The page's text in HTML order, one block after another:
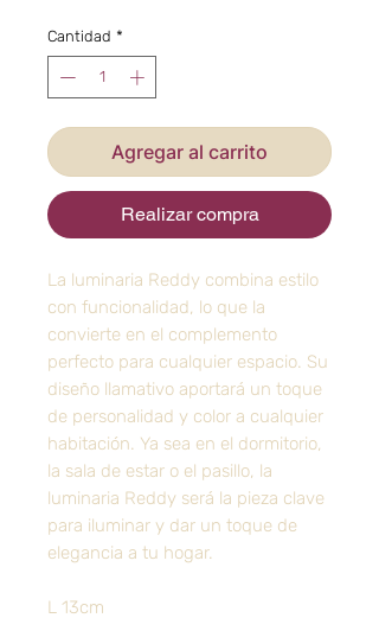
Cantidad *
Agregar al carrito
Realizar compra
La luminaria Reddy combina estilo
con funcionalidad, lo que la
convierte en el complemento
perfecto para cualquier espacio. Su
diseño llamativo aportará un toque
de personalidad y color a cualquier
habitación. Ya sea en el dormitorio,
la sala de estar o el pasillo, la
luminaria Reddy será la pieza clave
para iluminar y dar un toque de
elegancia a tu hogar.
L 13cm